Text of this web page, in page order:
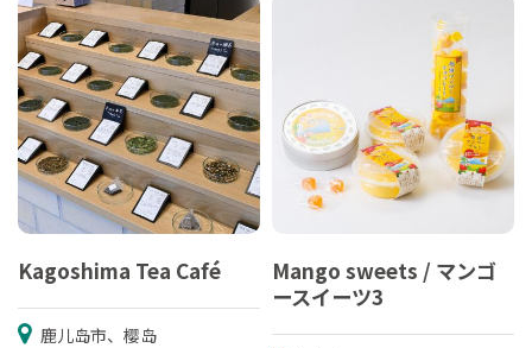
Kagoshima Tea Café
鹿儿岛市、樱岛
Mango sweets / マンゴ
ースイーツ3